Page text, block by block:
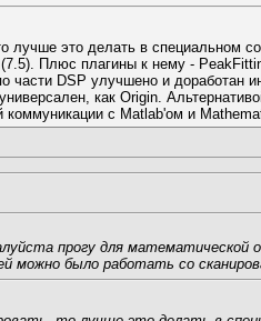
лучше это делать в специальном
Плюс плагины к нему -
части DSP улучшено и доработан
как Origin.
коммуникации с Matlab'ом и
прогу для математической
можно было работать со